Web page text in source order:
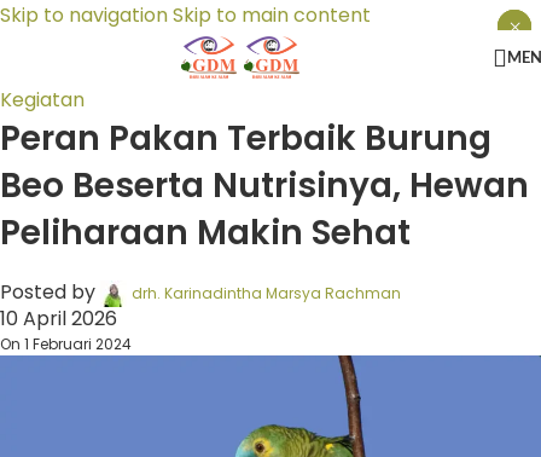
Skip to navigationSkip to main content
Kegiatan
Peran Pakan Terbaik Burung
Beo Beserta Nutrisinya, Hewan
Peliharaan Makin Sehat
Posted by drh. Karinadintha Marsya Rachman
10 April 2026
On 1 Februari 2024
×
×
×